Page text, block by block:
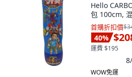
Hello
包 100cm,
首購折扣價
40%
運費 $195
WOW免運